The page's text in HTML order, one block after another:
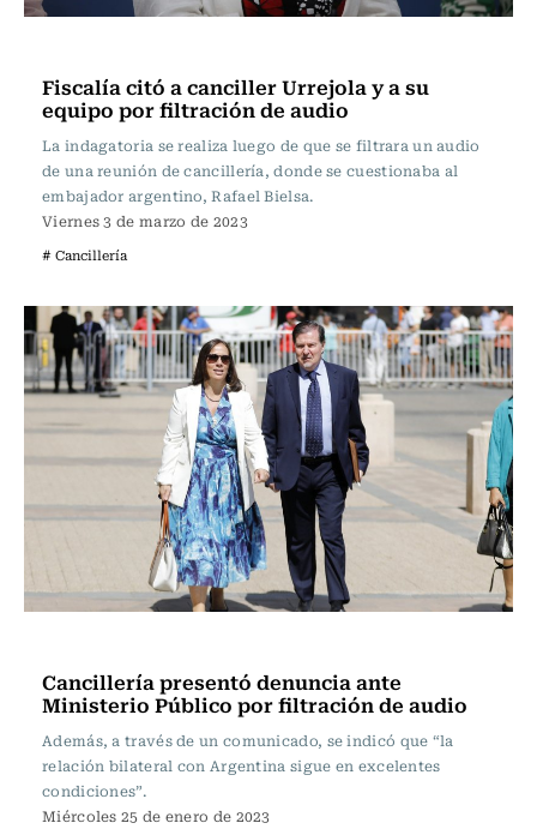
Fiscalía citó a canciller Urrejola y a su
equipo por filtración de audio
La indagatoria se realiza luego de que se filtrara un audio
de una reunión de cancillería, donde se cuestionaba al
embajador argentino, Rafael Bielsa.
Viernes 3 de marzo de 2023
# Cancillería
Cancillería presentó denuncia ante
Ministerio Público por filtración de audio
Además, a través de un comunicado, se indicó que “la
relación bilateral con Argentina sigue en excelentes
condiciones”.
Miércoles 25 de enero de 2023